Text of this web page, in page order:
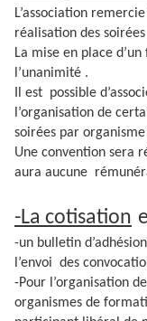
L’association
réalisation des
La mise en place
l’unanimité .
Il est possible
l’organisation de
soirées par
Une convention sera
aura aucune
-La cotisation
-un bulletin
l’envoi des
-Pour l’organisation
organismes de